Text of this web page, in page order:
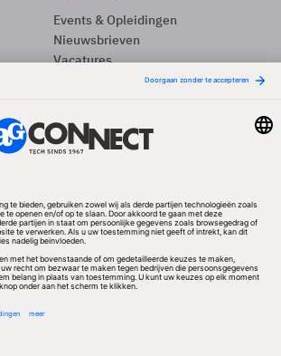
Events & Opleidingen
Nieuwsbrieven
Vacatures